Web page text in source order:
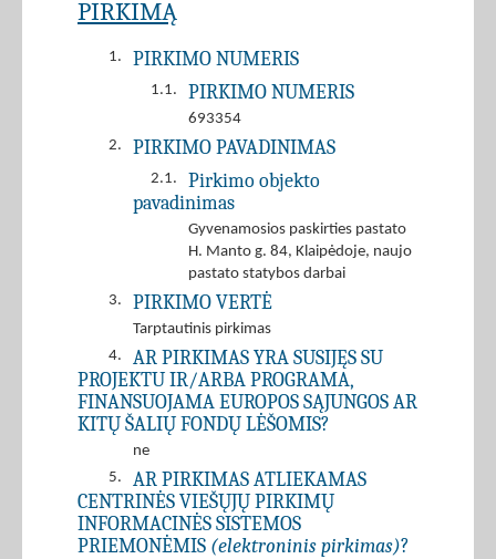
PIRKIMĄ
1. PIRKIMO NUMERIS
1.1. PIRKIMO NUMERIS
693354
2.
PIRKIMO PAVADINIMAS
2.1.
Pirkimo objekto
pavadinimas
Gyvenamosios paskirties pastato
H. Manto g. 84, Klaipėdoje, naujo
pastato statybos darbai
3.
PIRKIMO VERTĖ
Tarptautinis pirkimas
4.
AR PIRKIMAS YRA SUSIJĘS SU
PROJEKTU IR/ARBA PROGRAMA,
FINANSUOJAMA EUROPOS SĄJUNGOS AR
KITŲ ŠALIŲ FONDŲ LĖŠOMIS?
ne
5.
AR PIRKIMAS ATLIEKAMAS
CENTRINĖS VIEŠŲJŲ PIRKIMŲ
INFORMACINĖS SISTEMOS
PRIEMONĖMIS (elektroninis pirkimas)?